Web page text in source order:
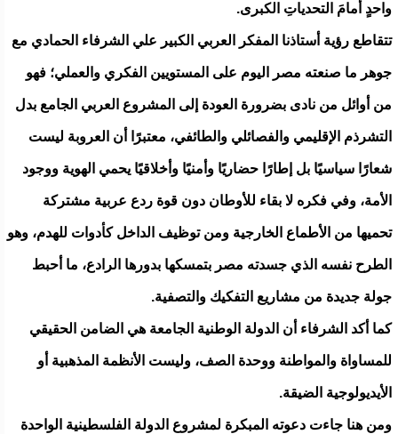
واحدٍ أمامَ التحدياتِ الكبرى.
تتقاطع رؤية أستاذنا المفكر العربي الكبير علي الشرفاء الحمادي مع
جوهر ما صنعته مصر اليوم على المستويين الفكري والعملي؛ فهو
من أوائل من نادى بضرورة العودة إلى المشروع العربي الجامع بدل
التشرذم الإقليمي والفصائلي والطائفي، معتبرًا أن العروبة ليست
شعارًا سياسيًا بل إطارًا حضاريًا وأمنيًا وأخلاقيًا يحمي الهوية ووجود
الأمة، وفي فكره لا بقاء للأوطان دون قوة ردع عربية مشتركة
تحميها من الأطماع الخارجية ومن توظيف الداخل كأدوات للهدم، وهو
الطرح نفسه الذي جسدته مصر بتمسكها بدورها الرادع، ما أحبط
جولة جديدة من مشاريع التفكيك والتصفية.
كما أكد الشرفاء أن الدولة الوطنية الجامعة هي الضامن الحقيقي
للمساواة والمواطنة ووحدة الصف، وليست الأنظمة المذهبية أو
الأيديولوجية الضيقة.
ومن هنا جاءت دعوته المبكرة لمشروع الدولة الفلسطينية الواحدة